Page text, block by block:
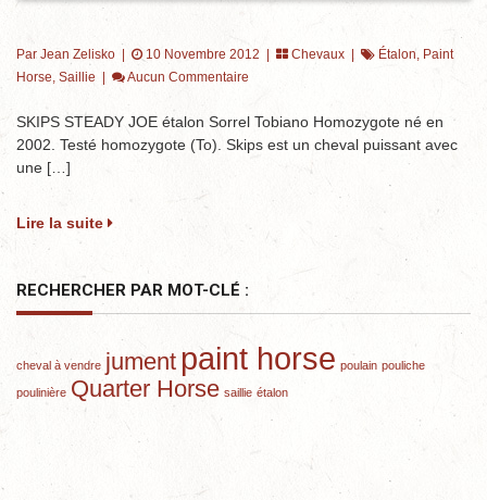
Par Jean Zelisko 10 Novembre 2012 | Chevaux Étalon, Paint
Horse, Saillie Aucun Commentaire
SKIPS STEADY JOE étalon Sorrel Tobiano Homozygote né en
2002. Testé homozygote (To). Skips est un cheval puissant avec
une […]
Lire la suite
RECHERCHER PAR MOT-CLÉ :
cheval à vendre jument paint horse poulain pouliche
poulinière Quarter Horse saillie étalon